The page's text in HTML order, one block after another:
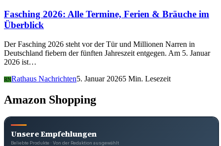
Fasching 2026: Alle Termine, Ferien & Bräuche im
Überblick
Der Fasching 2026 steht vor der Tür und Millionen Narren in
Deutschland fiebern der fünften Jahreszeit entgegen. Am 5. Januar
2026 ist…
RNRathaus Nachrichten5. Januar 20265 Min. Lesezeit
Amazon Shopping
Unsere Empfehlungen
Beliebte Produkte · Von der Redaktion ausgewählt